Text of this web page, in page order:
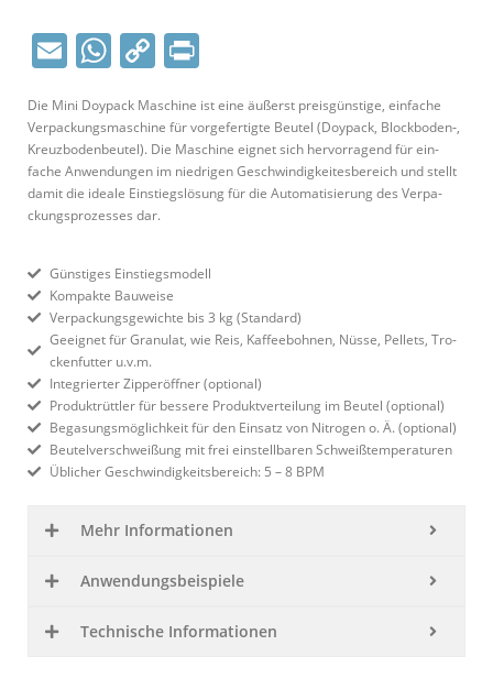
EmailWhatsApp
Copy
Die Mini Doypack Maschine ist eine äußerst preis­günstige, ein­fache
Ver­pa­ckungs­ma­schine für vor­ge­fer­tigte Beutel (Doypack, Blockboden‑,
Kreuz­bo­den­beutel). Die Maschine eignet sich her­vor­ragend für ein­
fache Anwen­dungen im nied­rigen Geschwin­dig­kei­tes­be­reich und stellt
damit die ideale Ein­stiegs­lösung für die Auto­ma­ti­sierung des Ver­pa­
ckungs­pro­zesses dar.
Güns­tiges Einstiegsmodell
Kom­pakte Bauweise
Ver­pa­ckungs­ge­wichte bis 3 kg (Standard)
Geeignet für Gra­nulat, wie Reis, Kaf­fee­bohnen, Nüsse, Pellets, Tro­
cken­futter u.v.m.
Inte­grierter Zip­per­öffner (optional)
Pro­dukt­rüttler für bessere Pro­dukt­ver­teilung im Beutel (optional)
Bega­sungs­mög­lichkeit für den Einsatz von Nitrogen o. Ä. (optional)
Beu­tel­ver­schweißung mit frei ein­stell­baren Schweißtemperaturen
Üblicher Geschwin­dig­keits­be­reich: 5 – 8 BPM
Mehr Infor­ma­tionen
Anwen­dungs­bei­spiele
Tech­nische Informationen